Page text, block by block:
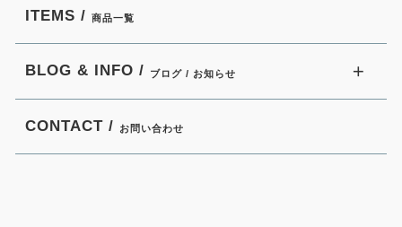
ITEMS / 商品一覧
BLOG & INFO / ブログ / お知らせ
CONTACT / お問い合わせ